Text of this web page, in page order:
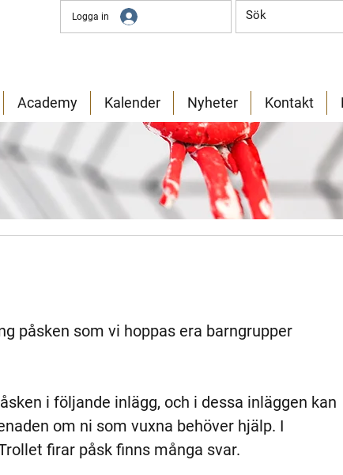
Logga in
Academy Kalender Nyheter Kontakt
påsken som vi hoppas era barngrupper
i följande inlägg, och i dessa inläggen kan
om ni som vuxna behöver hjälp. I
firar påsk finns många svar.